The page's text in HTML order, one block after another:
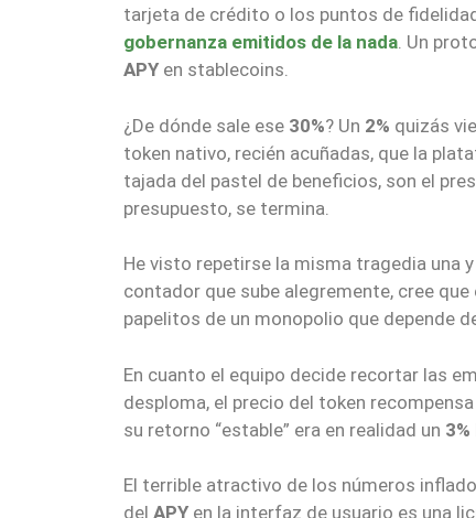
tarjeta de crédito o los puntos de
gobernanza emitidos de la nada. Un
APY en stablecoins.
¿De dónde sale ese 30%? Un 2% quizás
token nativo, recién acuñadas, que la
tajada del pastel de beneficios, son el
presupuesto, se termina.
He visto repetirse la misma tragedia una
contador que sube alegremente, cree
papelitos de un monopolio que depende
En cuanto el equipo decide recortar las
desploma, el precio del token
su retorno “estable” era en realidad un
El terrible atractivo de los números
del APY en la interfaz de usuario es una